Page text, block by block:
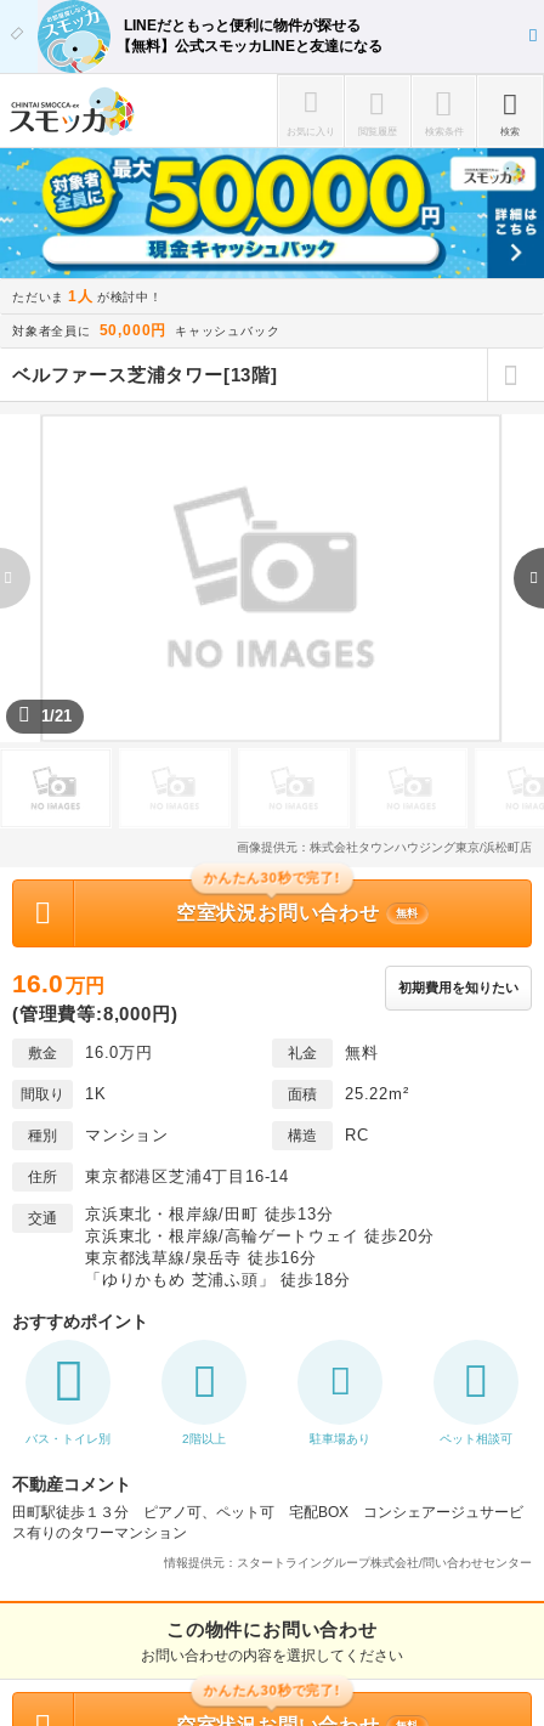
LINEだともっと便利に物件が探せる
【無料】公式スモッカLINEと友達になる
お気に入り 閲覧履歴 検索条件 検索
ただいま 1人 が検討中！
対象者全員に 50,000円 キャッシュバック
ベルファース芝浦タワー[13階]
1/21
画像提供元：株式会社タウンハウジング東京/浜松町店
かんたん30秒で完了!
空室状況お問い合わせ 無料
16.0万円
(管理費等:8,000円)
初期費用を知りたい
敷金 16.0万円 礼金 無料
間取り 1K 面積 25.22m²
種別 マンション 構造 RC
住所 東京都港区芝浦4丁目16-14
交通
京浜東北・根岸線/田町 徒歩13分
京浜東北・根岸線/高輪ゲートウェイ 徒歩20分
東京都浅草線/泉岳寺 徒歩16分
「ゆりかもめ 芝浦ふ頭」 徒歩18分
おすすめポイント
バス・トイレ別 2階以上 駐車場あり ペット相談可
不動産コメント
田町駅徒歩１３分 ピアノ可、ペット可 宅配BOX コンシェアージュサービ
ス有りのタワーマンション
情報提供元：スタートライングループ株式会社/問い合わせセンター
この物件にお問い合わせ
お問い合わせの内容を選択してください
かんたん30秒で完了!